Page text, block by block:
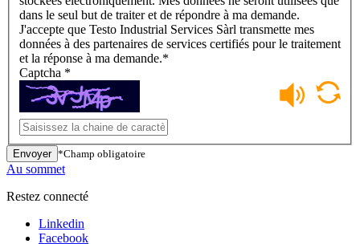
dans le seul but de traiter et de répondre à ma demande.
J'accepte que Testo Industrial Services Sàrl transmette mes
données à des partenaires de services certifiés pour le traitement
et la réponse à ma demande.*
Captcha *
Envoyer *Champ obligatoire
Au sommet
Restez connecté
Linkedin
Facebook